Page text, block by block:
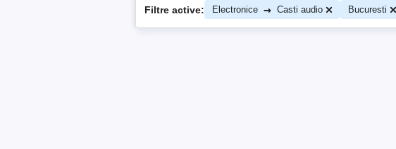
Filtre active: Electronice → Casti audio Bucuresti